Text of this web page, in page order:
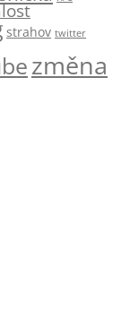
strahov twitter
změna